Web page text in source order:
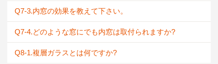
Q7-3.内窓の効果を教えて下さい。
Q7-4.どのような窓にでも内窓は取付られますか?
Q8-1.複層ガラスとは何ですか?